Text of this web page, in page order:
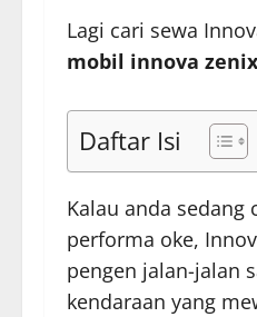
Lagi cari sewa
mobil innova
Daftar Isi
Kalau anda
performa oke,
pengen jalan-jalan
kendaraan yang